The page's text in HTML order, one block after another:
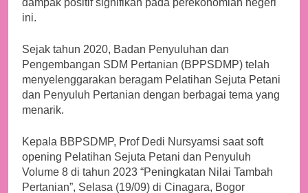
dampak positif signifikan pada perekonomian negeri
Sejak tahun 2020, Badan Penyuluhan dan
Pengembangan SDM Pertanian (BPPSDMP) telah
menyelenggarakan beragam Pelatihan Sejuta Petani
dan Penyuluh Pertanian dengan berbagai tema yang
Kepala BBPSDMP, Prof Dedi Nursyamsi saat soft
opening Pelatihan Sejuta Petani dan Penyuluh
Volume 8 di tahun 2023 “Peningkatan Nilai Tambah